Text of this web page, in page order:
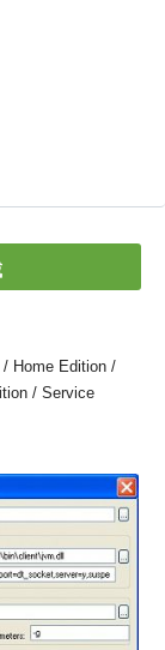
Home Edition /
/ Service